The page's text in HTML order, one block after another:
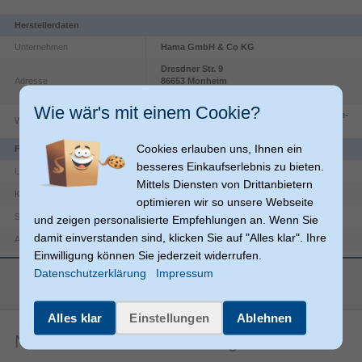
Herstellerdaten
Unternehmen Hama GmbH & Co KG
Adresse
Dresdner Str. 9
86653 Monheim
Website
https://countries.hama.com/legal/corporate-
Funktionen
USB-Version USB 2.0
Kabelmantelmaterial
Stecker-Material Aluminium
Anschlüsse USB A
Anschluss 2 USB C
Maximale
Datenübertragungsrate
480 Mbit/s
Anschluss1 Formfaktor
mehr anzeigen
Noch keine Artikelbewertungen
Wie wär's mit einem Cookie?
Cookies erlauben uns, Ihnen ein
besseres Einkaufserlebnis zu bieten.
Mittels Diensten von Drittanbietern
optimieren wir so unsere Webseite
und zeigen personalisierte Empfehlungen an. Wenn Sie
damit einverstanden sind, klicken Sie auf "Alles klar". Ihre
Einwilligung können Sie jederzeit widerrufen.
Datenschutzerklärung
Impressum
Alles klar Einstellungen Ablehnen